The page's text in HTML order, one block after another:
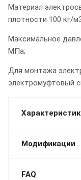
Материал
плотности 100 кг/
Максимальное
МПа;
Для монтажа
электромуфтовый
Модификации
FAQ